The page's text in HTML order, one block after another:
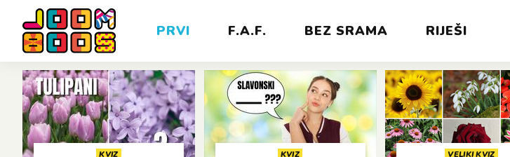
PRVI F.A.F. BEZ SRAMA RIJEŠI
KVIZ KVIZ VELIKI KVIZ